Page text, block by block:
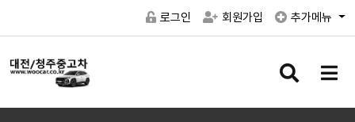
로그인 회원가입 추가메뉴
검
버
메
버